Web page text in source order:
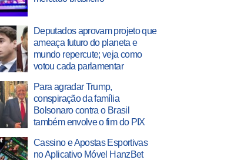
Deputados aprovam projeto que
ameaça futuro do planeta e
mundo repercute; veja como
votou cada parlamentar
Para agradar Trump,
conspiração da família
Bolsonaro contra o Brasil
também envolve o fim do PIX
Cassino e Apostas Esportivas
no Aplicativo Móvel HanzBet